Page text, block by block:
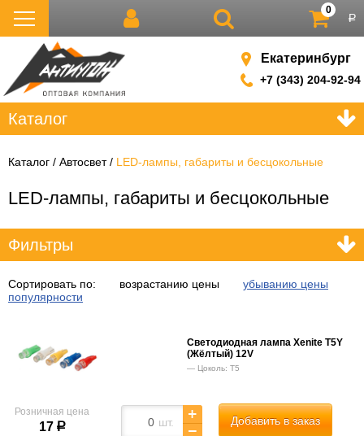
0
р
Екатеринбург
+7 (343) 204-92-94
Каталог
Каталог Автосвет LED-лампы, габариты и бесцокольные
LED-лампы, габариты и бесцокольные
Фильтры
Сортировать по: возрастанию цены
убыванию цены
популярности
Светодиодная лампа Xenite T5Y
(Жёлтый) 12V
Цоколь: T5
Розничная цена
17 р шт. Добавить в заказ